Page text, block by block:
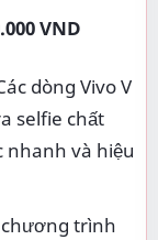
VND
dòng Vivo V
selfie chất
nhanh và hiệu
chương trình